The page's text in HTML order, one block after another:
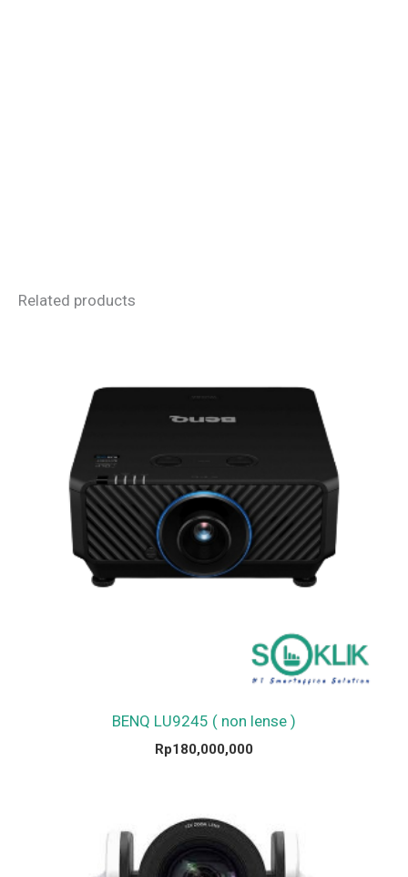
Related products
BENQ LU9245 ( non lense )
Rp180,000,000